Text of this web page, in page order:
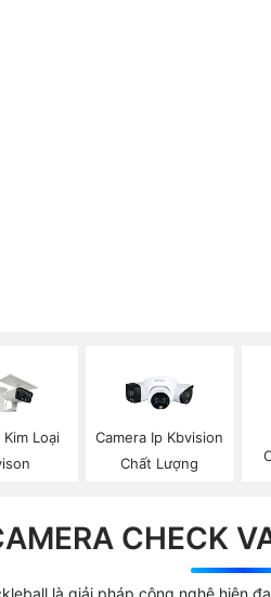
Loại
Camera Ip Kbvision
Chất Lượng
CHECK
là giải pháp công nghệ hiện